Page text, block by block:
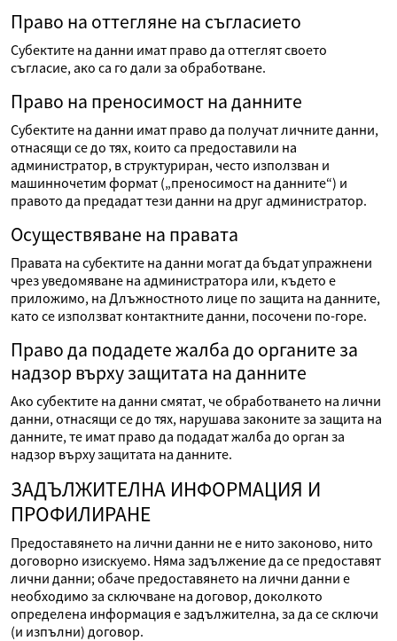
Право на оттегляне на съгласието
Субектите на данни имат право да оттеглят своето
съгласие, ако са го дали за обработване.
Право на преносимост на данните
Субектите на данни имат право да получат личните данни,
отнасящи се до тях, които са предоставили на
администратор, в структуриран, често използван и
машинночетим формат („преносимост на данните“) и
правото да предадат тези данни на друг администратор.
Осуществяване на правата
Правата на субектите на данни могат да бъдат упражнени
чрез уведомяване на администратора или, където е
приложимо, на Длъжностното лице по защита на данните,
като се използват контактните данни, посочени по-горе.
Право да подадете жалба до органите за
надзор върху защитата на данните
Ако субектите на данни смятат, че обработването на лични
данни, отнасящи се до тях, нарушава законите за защита на
данните, те имат право да подадат жалба до орган за
надзор върху защитата на данните.
ЗАДЪЛЖИТЕЛНА ИНФОРМАЦИЯ И
ПРОФИЛИРАНЕ
Предоставянето на лични данни не е нито законово, нито
договорно изискуемо. Няма задължение да се предоставят
лични данни; обаче предоставянето на лични данни е
необходимо за сключване на договор, доколкото
определена информация е задължителна, за да се сключи
(и изпълни) договор.